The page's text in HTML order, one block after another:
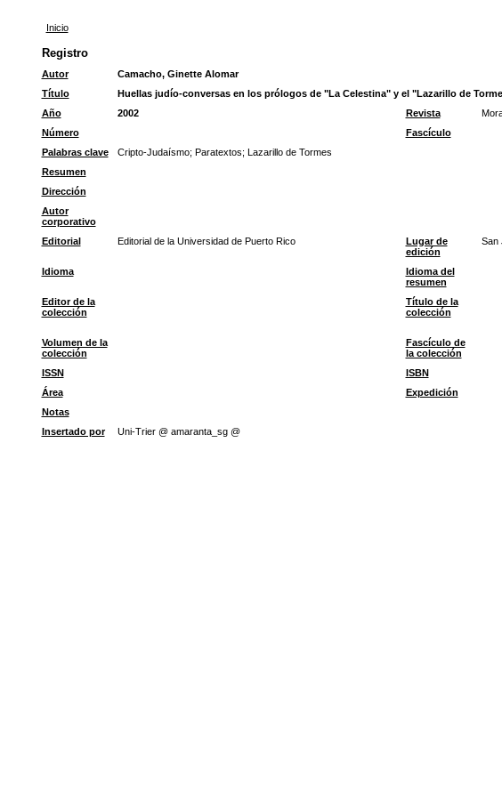
Inicio
Registro
Autor
Camacho, Ginette Alomar
Título
Huellas judío-conversas en los prólogos de "La Celestina" y el "Lazarillo de
Año
2002 Revista
Número
Fascículo
Palabras clave
Cripto-Judaísmo; Paratextos; Lazarillo de Tormes
Resumen
Dirección
Autor
corporativo
Editorial Editorial de la Universidad de Puerto Rico
Lugar de
edición
San
Idioma
Idioma del
resumen
Editor de la
colección
Título de la
colección
Volumen de la
colección
Fascículo de
la colección
ISSN ISBN
Área
Expedición
Notas
Insertado por
Uni-Trier @ amaranta_sg @